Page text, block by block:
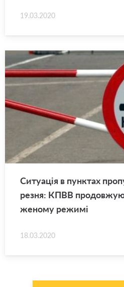
19.03.2020
Си­ту­а­ція в пун­ктах
ре­зня: КПВВ
же­но­му ре­жи­мі
18.03.2020